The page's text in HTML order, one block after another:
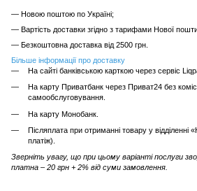
— Новою поштою по Україні;
— Вартість доставки згідно з тарифами Нової
— Безкоштовна доставка від 2500 грн.
Більше інформації про доставку
На сайті банківською карткою через сервіс
На карту Приватбанк через Приват24 без
самообслуговування.
На карту Монобанк.
Післяплата при отриманні товару у
платіж).
Зверніть увагу, що при цьому варіанті послуги
платна – 20 грн + 2% від суми замовлення.